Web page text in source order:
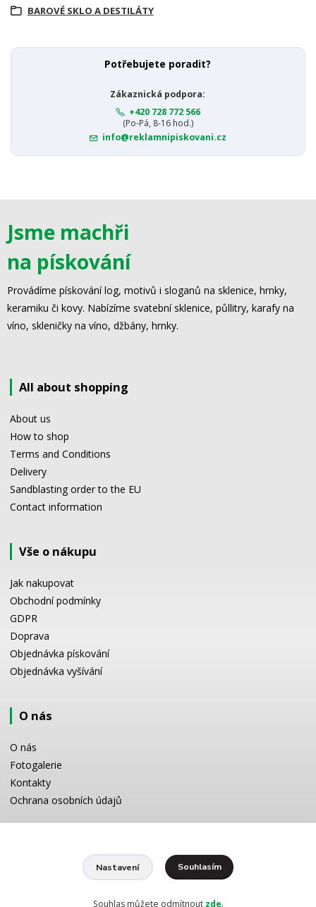
BAROVÉ SKLO A DESTILÁTY
Potřebujete poradit?
Zákaznická podpora:
+420 728 772 566
(Po-Pá, 8-16 hod.)
info@reklamnipiskovani.cz
Jsme machři
na pískování
Provádíme pískování log, motivů i sloganů na sklenice, hrnky,
keramiku či kovy. Nabízíme svatební sklenice, půllitry, karafy na
víno, skleničky na víno, džbány, hrnky.
All about shopping
About us
How to shop
Terms and Conditions
Delivery
Sandblasting order to the EU
Contact information
Vše o nákupu
Jak nakupovat
Obchodní podmínky
GDPR
Doprava
Objednávka pískování
Objednávka vyšívání
O nás
O nás
Fotogalerie
Kontakty
Ochrana osobních údajů
Potřebujete poradit s výběrem? Neváhejte se zeptat:
+420 728 772 566
Nastavení Souhlasím
Souhlas můžete odmítnout zde.